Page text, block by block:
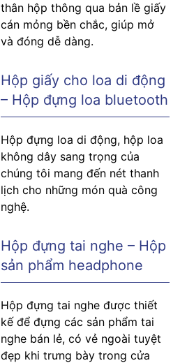
thân hộp thông qua bản lề giấy
cán mỏng bền chắc, giúp mở
và đóng dễ dàng.
Hộp giấy cho loa di động
– Hộp đựng loa bluetooth
Hộp đựng loa di động, hộp loa
không dây sang trọng của
chúng tôi mang đến nét thanh
lịch cho những món quà công
nghệ.
Hộp đựng tai nghe – Hộp
sản phẩm headphone
Hộp đựng tai nghe được thiết
kế để đựng các sản phẩm tai
nghe bán lẻ, có vẻ ngoài tuyệt
đẹp khi trưng bày trong cửa